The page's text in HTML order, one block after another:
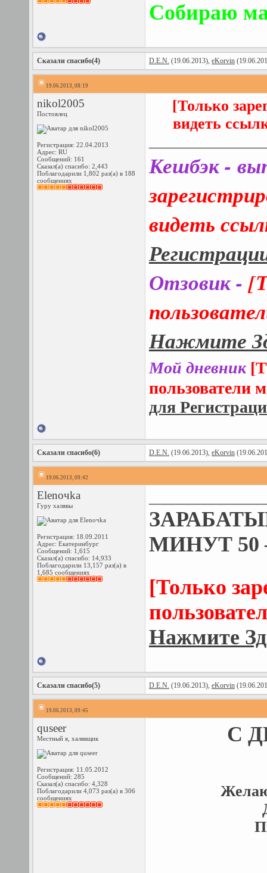
Собираю
Сказали спасибо(4) D.E.N. (19.06.2013), eKorvin
19.06.2013, 08:19
nikol2005
Постоялец
Регистрация: 22.04.2013
Адрес: RU
Сообщений: 161
Сказал(а) спасибо: 2,443
Поблагодарили 1,802 раз(а) в 188
сообщениях
[Только
видеть
Кешбэк -
видеть
Отзовик -
Нажмите
Мой дневник
пользователи
для
Сказали спасибо(6) D.E.N. (19.06.2013), eKorvin
19.06.2013, 09:42
Elenoчka
Гуру халявы
Регистрация: 18.09.2011
Адрес: Екатеринбург
Сообщений: 1,615
Сказал(а) спасибо: 14,933
Поблагодарили 13,157 раз(а) в
1,685 сообщениях
МИНУТ 50
[Только
Нажмите
Сказали спасибо(5) D.E.N. (19.06.2013), eKorvin
19.06.2013, 09:45
quseer
Местный я, халявщик
Регистрация: 11.05.2012
Сообщений: 285
Сказал(а) спасибо: 4,328
Поблагодарили 4,073 раз(а) в 306
сообщениях
С